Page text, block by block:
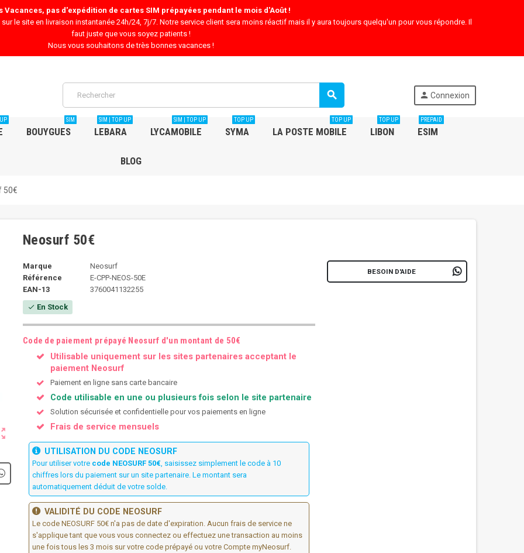
Vacances, pas d'expédition de cartes SIM prépayées pendant le mois d'Août !
le site en livraison instantanée 24h/24, 7j/7. Notre service client sera moins réactif mais il y aura toujours quelqu'un pour vous répondre. Il
faut juste que vous soyez patients !
Nous vous souhaitons de très bonnes vacances !
search person Connexion
BOUYGUES
SIM
LEBARA
SIM | TOP UP
LYCAMOBILE
SIM | TOP UP
SYMA
TOP UP
LA POSTE MOBILE
TOP UP
LIBON
TOP UP
ESIM
PREPAID
BLOG
50€
Neosurf 50€
Marque
Neosurf
Référence
E-CPP-NEOS-50E
EAN-13
3760041132255
check En Stock
Code de paiement prépayé Neosurf d'un montant de 50€
Utilisable uniquement sur les sites partenaires acceptant le
paiement Neosurf
Paiement en ligne sans carte bancaire
Code utilisable en une ou plusieurs fois selon le site partenaire
Solution sécurisée et confidentielle pour vos paiements en ligne
Frais de service mensuels
UTILISATION DU CODE NEOSURF
Pour utiliser votre code NEOSURF 50€, saisissez simplement le code à 10
chiffres lors du paiement sur un site partenaire. Le montant sera
automatiquement déduit de votre solde.
VALIDITÉ DU CODE NEOSURF
Le code NEOSURF 50€ n'a pas de date d'expiration. Aucun frais de service ne
s'applique tant que vous vous connectez ou effectuez une transaction au moins
une fois tous les 3 mois sur votre code prépayé ou votre Compte myNeosurf.
BESOIN D'AIDE